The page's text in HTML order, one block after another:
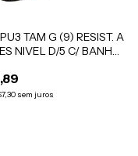
TAM G (9) RESIST. A
NIVEL D/5 C/ BANHO
sem juros